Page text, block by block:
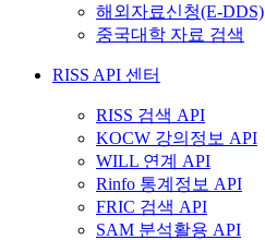
해외자료신청(E-DDS)
중국대학 자료 검색
RISS API 센터
RISS 검색 API
KOCW 강의정보 API
WILL 연계 API
Rinfo 통계정보 API
FRIC 검색 API
SAM 분석활용 API